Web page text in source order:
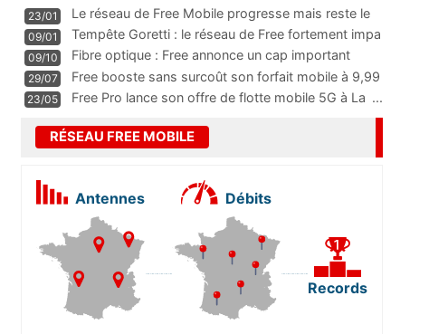
23/01
Le réseau de Free Mobile progresse mais reste le
m
...
09/01
Tempête Goretti : le réseau de Free fortement impa
09/10
Fibre optique : Free annonce un cap important
pass
...
29/07
Free booste sans surcoût son forfait mobile à 9,99
23/05 Free Pro lance son offre de flotte mobile 5G à La ...
RÉSEAU FREE MOBILE
Antennes Débits
Records